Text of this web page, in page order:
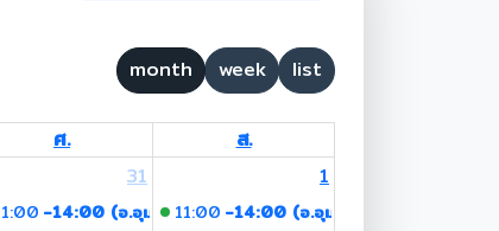
month week list
ศ.
ส.
31
-14:00 (อ.อุมาพร)
1
11:00 -14:00 (อ.อุมาพร)